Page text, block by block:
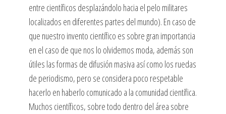
entre científicos desplazándolo hacia el pelo militares
localizados en diferentes partes del mundo). En caso de
que nuestro invento científico es sobre gran importancia
en el caso de que nos lo olvidemos moda, además son
útiles las formas de difusión masiva así­ como los ruedas
de periodismo, pero se considera poco respetable
hacerlo en haberlo comunicado a la comunidad científica.
Muchos científicos, sobre todo dentro del área sobre